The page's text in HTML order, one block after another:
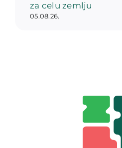
za celu zemlju
05.08.26.